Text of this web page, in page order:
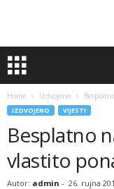
Home Izdvojeno
IZDVOJENO VIJESTI
Besplatno
vlastito
Autor: admin - 26. rujna